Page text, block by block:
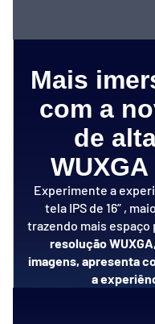
Mais
com a
de
Experimente a
tela IPS de 16” ,
trazendo mais espaço
resolução
imagens, apresenta
a